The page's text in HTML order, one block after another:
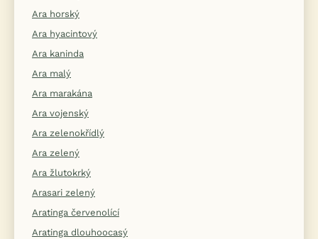
Ara horský
Ara hyacintový
Ara kaninda
Ara malý
Ara marakána
Ara vojenský
Ara zelenokřídlý
Ara zelený
Ara žlutokrký
Arasari zelený
Aratinga červenolící
Aratinga dlouhoocasý